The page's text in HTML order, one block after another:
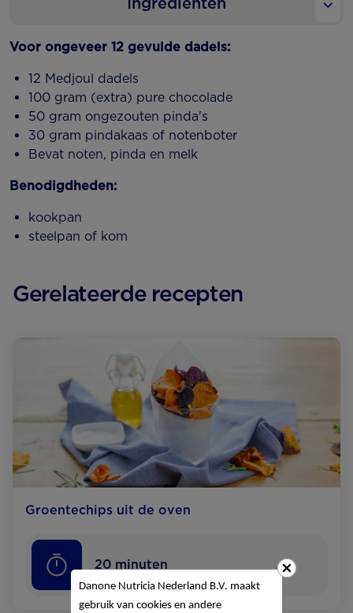
Voor ongeveer 12 gevulde dadels:
12 Medjoul dadels
100 gram (extra) pure chocolade
50 gram ongezouten pinda's
30 gram pindakaas of notenboter
Bevat noten, pinda en melk
Benodigdheden:
kookpan
steelpan of kom
Gerelateerde recepten
Groentechips uit de oven
20 minuten
Danone Nutricia Nederland B.V. maakt
gebruik van cookies en andere